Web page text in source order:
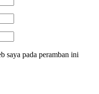
saya pada peramban ini